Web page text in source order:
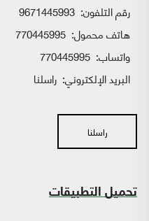
رقم التلفون: 9671445993
هاتف محمول: 770445995
واتساب:
البريد الإلكتروني: راسلنا
راسلنا
تحميل التطبيقات